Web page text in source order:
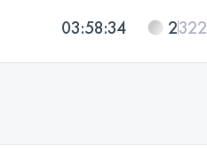
03:58:34 2322